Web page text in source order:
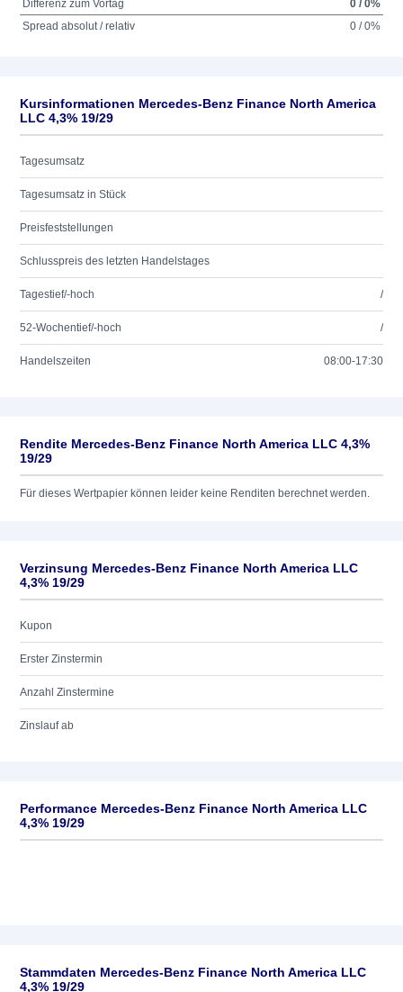
Differenz zum Vortag
0 / 0%
Spread absolut / relativ
0 / 0%
Kursinformationen Mercedes-Benz Finance North America
LLC 4,3% 19/29
Tagesumsatz
Tagesumsatz in Stück
Preisfeststellungen
Schlusspreis des letzten Handelstages
Tagestief/-hoch /
52-Wochentief/-hoch /
Handelszeiten 08:00-17:30
Rendite Mercedes-Benz Finance North America LLC 4,3%
19/29
Für dieses Wertpapier können leider keine Renditen berechnet werden.
Verzinsung Mercedes-Benz Finance North America LLC
4,3% 19/29
Kupon
Erster Zinstermin
Anzahl Zinstermine
Zinslauf ab
Performance Mercedes-Benz Finance North America LLC
4,3% 19/29
Stammdaten Mercedes-Benz Finance North America LLC
4,3% 19/29